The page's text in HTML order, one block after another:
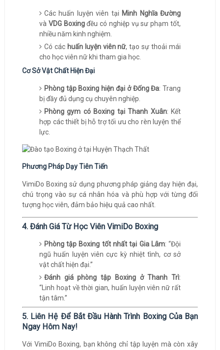
Các huấn luyện viên tại Minh Nghĩa Đường
và VDG Boxingđều có nghiệp vụ sư phạm tốt,
nhiều năm kinh nghiệm.
Có các huấn luyện viên nữ, tạo sự thoải mái
cho học viên nữ khi tham gia học.
Cơ Sở Vật Chất Hiện Đại
Phòng tập Boxing hiện đại ở Đống Đa: Trang
bị đầy đủ dụng cụ chuyên nghiệp.
Phòng gym có Boxing tại Thanh Xuân: Kết
hợp các thiết bị hỗ trợ tối ưu cho rèn luyện thể
lực.
Phương Pháp Dạy Tiên Tiến
VimiDo Boxing sử dụng phương pháp giảng dạy hiện đại,
chú trọng vào sự cá nhân hóa và phù hợp với từng đối
tượng học viên, đảm bảo hiệu quả cao nhất.
4. Đánh Giá Từ Học Viên VimiDo Boxing
Phòng tập Boxing tốt nhất tại Gia Lâm: “Đội
ngũ huấn luyện viên cực kỳ nhiệt tình, cơ sở
vật chất hiện đại.”
Đánh giá phòng tập Boxing ở Thanh Trì:
“Linh hoạt về thời gian, huấn luyện viên nữ rất
tận tâm.”
5. Liên Hệ Để Bắt Đầu Hành Trình Boxing Của Bạn
Ngay Hôm Nay!
Với VimiDo Boxing, bạn không chỉ tập luyện mà còn xây